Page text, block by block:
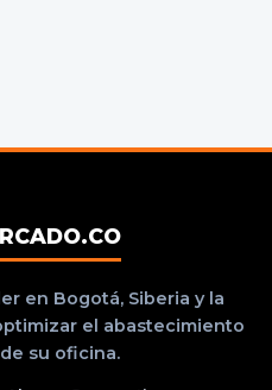
en Bogotá, Siberia y la
el abastecimiento
su oficina.